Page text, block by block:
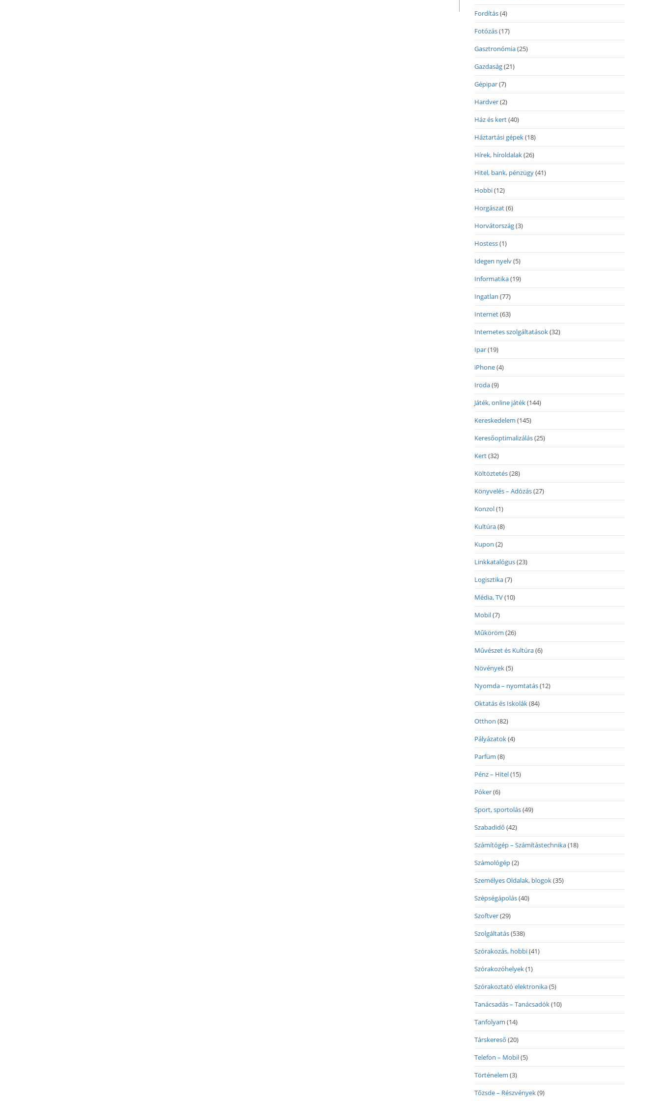
Fordítás(4)
Fotózás(17)
Gasztronómia(25)
Gazdaság(21)
Gépipar(7)
Hardver(2)
Ház és kert(40)
Háztartási gépek(18)
Hírek, híroldalak(26)
Hitel, bank, pénzügy(41)
Hobbi(12)
Horgászat(6)
Horvátország(3)
Hostess(1)
Idegen nyelv(5)
Informatika(19)
Ingatlan (77)
Internet(63)
Internetes szolgáltatások(32)
Ipar(19)
iPhone(4)
Iroda(9)
Játék, online játék(144)
Kereskedelem (145)
Keresőoptimalizálás(25)
Kert(32)
Költöztetés(28)
Könyvelés – Adózás(27)
Konzol(1)
Kultúra(8)
Kupon (2)
Linkkatalógus(23)
Logisztika(7)
Média, TV(10)
Mobil(7)
Műköröm (26)
Művészet és Kultúra(6)
Növények(5)
Nyomda – nyomtatás(12)
Oktatás és Iskolák(84)
Otthon (82)
Pályázatok(4)
Parfüm (8)
Pénz – Hitel(15)
Póker(6)
Sport, sportolás(49)
Szabadidő (42)
Számítógép – Számítástechnika(18)
Számológép(2)
Személyes Oldalak, blogok(35)
Szépségápolás(40)
Szoftver(29)
Szolgáltatás(538)
Szórakozás, hobbi(41)
Szórakozóhelyek(1)
Szórakoztató elektronika(5)
Tanácsadás – Tanácsadók(10)
Tanfolyam (14)
Társkereső (20)
Telefon – Mobil(5)
Történelem (3)
Tőzsde – Részvények(9)